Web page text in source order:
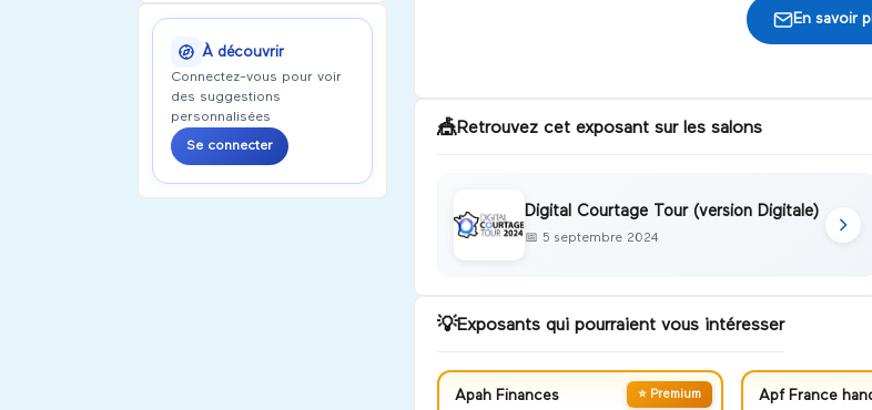
À découvrir
Connectez-vous pour voir
des suggestions
personnalisées
Se connecter
En savoir
🎪Retrouvez cet exposant sur les salons
Digital Courtage Tour (version Digitale)
📅 5 septembre 2024
💡Exposants qui pourraient vous intéresser
⭐ Premium
Apah Finances Apf France